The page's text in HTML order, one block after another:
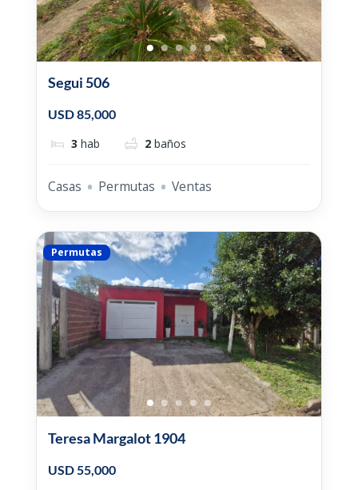
Segui 506
USD 85,000
3 hab 2 baños
Casas Permutas Ventas
Permutas
Teresa Margalot 1904
USD 55,000